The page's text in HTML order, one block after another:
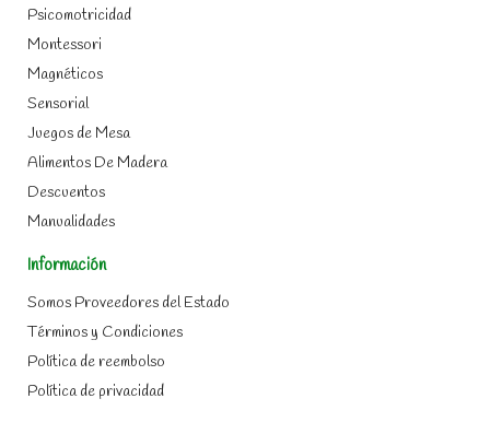
Psicomotricidad
Montessori
Magnéticos
Sensorial
Juegos de Mesa
Alimentos De Madera
Descuentos
Manualidades
Información
Somos Proveedores del Estado
Términos y Condiciones
Política de reembolso
Política de privacidad